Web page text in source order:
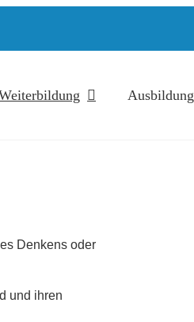
Ausbildung
Denkens oder
und ihren